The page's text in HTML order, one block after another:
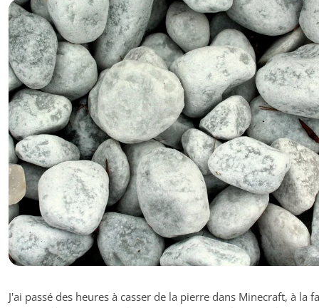
J'ai passé des heures à casser de la pierre dans Minecraft, à la